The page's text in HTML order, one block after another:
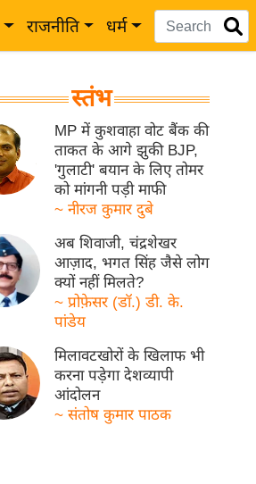
राजनीति धर्म
स्तंभ
MP में कुशवाहा वोट बैंक की
ताकत के आगे झुकी BJP,
'गुलाटी' बयान के लिए तोमर
को मांगनी पड़ी माफी
~ नीरज कुमार दुबे
अब शिवाजी, चंद्रशेखर
आज़ाद, भगत सिंह जैसे लोग
क्यों नहीं मिलते?
~ प्रोफ़ेसर (डॉ.) डी. के.
पांडेय
मिलावटखोरों के खिलाफ भी
करना पड़ेगा देशव्यापी
आंदोलन
~ संतोष कुमार पाठक